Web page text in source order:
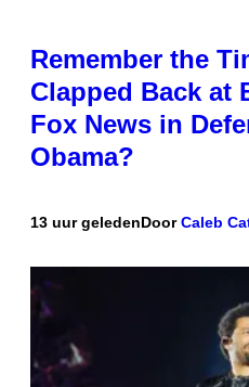
Remember the
Clapped Back at
Fox News in
Obama?
13 uur geledenDoorCaleb